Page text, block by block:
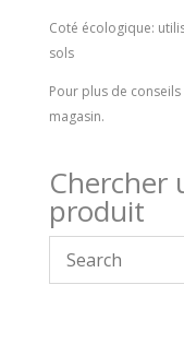
Coté écologique:
sols
Pour plus de
magasin.
Chercher
produit